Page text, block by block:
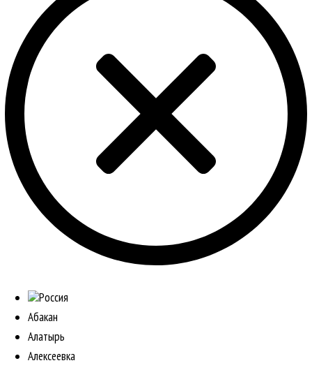
Россия
Абакан
Алатырь
Алексеевка